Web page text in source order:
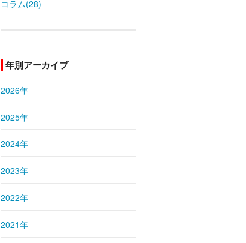
コラム(28)
年別アーカイブ
2026年
2025年
2024年
2023年
2022年
2021年